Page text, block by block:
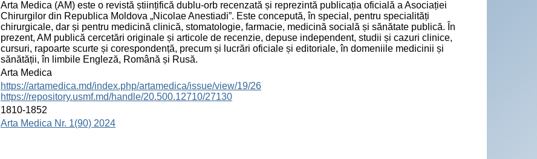
Arta Medica (AM) este o revistă științifică dublu-orb recenzată și reprezintă publicația oficială a Asociației
Chirurgilor din Republica Moldova „Nicolae Anestiadi”. Este concepută, în special, pentru specialități
chirurgicale, dar și pentru medicină clinică, stomatologie, farmacie, medicină socială și sănătate publică. În
prezent, AM publică cercetări originale și articole de recenzie, depuse independent, studii și cazuri clinice,
cursuri, rapoarte scurte și corespondență, precum și lucrări oficiale și editoriale, în domeniile medicinii și
sănătății, în limbile Engleză, Română și Rusă.
Arta Medica
https://artamedica.md/index.php/artamedica/issue/view/19/26
https://repository.usmf.md/handle/20.500.12710/27130
1810-1852
Arta Medica Nr. 1(90) 2024